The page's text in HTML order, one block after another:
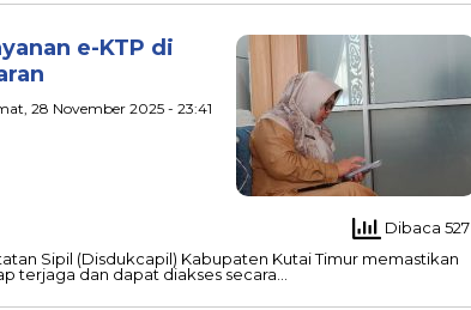
e-KTP di
28 November 2025 - 23:41
Dibaca 527
Sipil (Disdukcapil) Kabupaten Kutai Timur memastikan
terjaga dan dapat diakses secara…